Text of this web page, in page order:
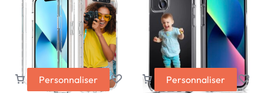
Personnaliser Personnaliser